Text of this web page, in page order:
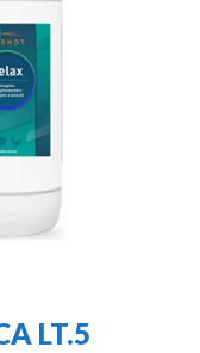
LT.5